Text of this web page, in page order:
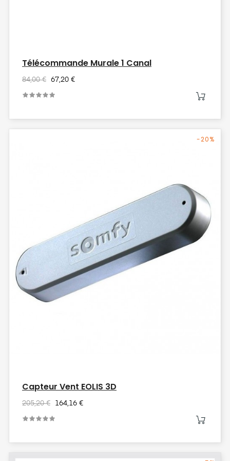
Télécommande Murale 1 Canal
84,00 € 67,20 €
Capteur Vent EOLIS 3D
205,20 €
-20%
164,16 €